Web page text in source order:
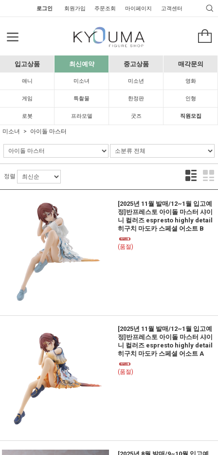
로그인 회원가입 주문조회 마이페이지 고객센터
입고상품 최신예약 중고상품 매각문의
애니 미소녀 미소년 영화
게임 특촬물 한정판 인형
로봇 프라모델 굿즈 직원모집
미소녀 아이돌 마스터
정렬
[2025년 11월 발매/12~1월 입고예
정]반프레스토 아이돌 마스터 샤이
니 컬러즈 espresto highly detail
히구치 마도카 스페셜 어소트 B
(품절)
[2025년 11월 발매/12~1월 입고예
정]반프레스토 아이돌 마스터 샤이
니 컬러즈 espresto highly detail
히구치 마도카 스페셜 어소트 A
(품절)